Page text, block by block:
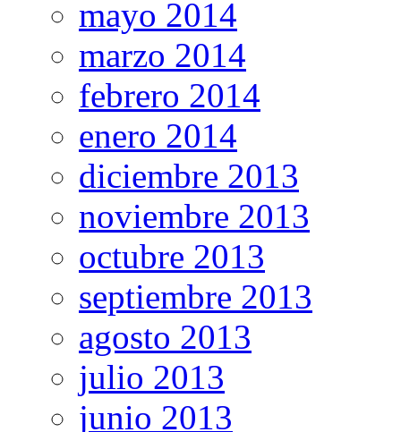
mayo 2014
marzo 2014
febrero 2014
enero 2014
diciembre 2013
noviembre 2013
octubre 2013
septiembre 2013
agosto 2013
julio 2013
junio 2013